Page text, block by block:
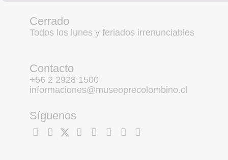
Cerrado
Todos los lunes y feriados irrenunciables
Contacto
+56 2 2928 1500
informaciones@museoprecolombino.cl
Síguenos